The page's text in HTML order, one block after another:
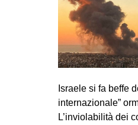
Israele si fa beffe
internazionale”
L’inviolabilità dei